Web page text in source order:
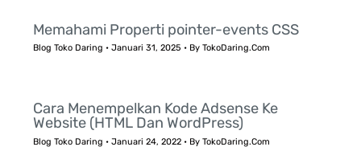
Memahami Properti pointer-events CSS
Blog Toko Daring •Januari 31, 2025 • ByTokoDaring.Com
Cara Menempelkan Kode Adsense Ke
Website (HTML Dan WordPress)
Blog Toko Daring •Januari 24, 2022 • ByTokoDaring.Com